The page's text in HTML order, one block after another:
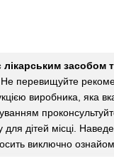
лікарським засобом
Не перевищуйте
виробника, яка
для дітей місці.
виключно